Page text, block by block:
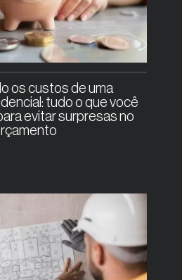
os custos de uma
tudo o que você
evitar surpresas no